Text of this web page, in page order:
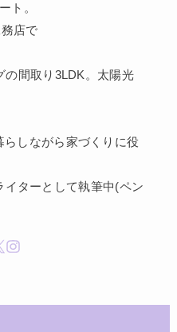
ト。
店で
の間取り3LDK。太陽光
しながら家づくりに役
イターとして執筆中(ペン